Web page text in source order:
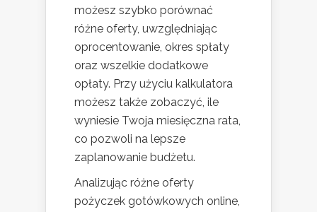
możesz szybko porównać
różne oferty, uwzględniając
oprocentowanie, okres spłaty
oraz wszelkie dodatkowe
opłaty. Przy użyciu kalkulatora
możesz także zobaczyć, ile
wyniesie Twoja miesięczna rata,
co pozwoli na lepsze
zaplanowanie budżetu.
Analizując różne oferty
pożyczek gotówkowych online,